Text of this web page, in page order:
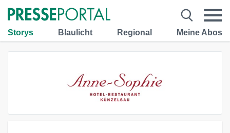
Storys Blaulicht Regional Meine Abos